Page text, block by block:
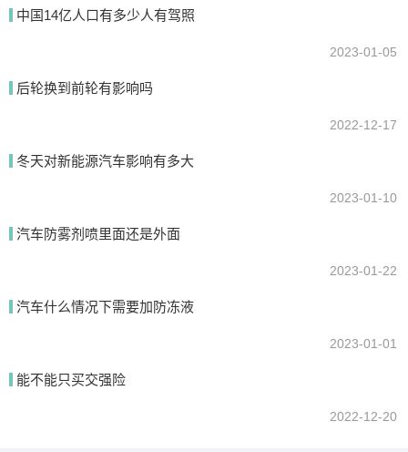
中国14亿人口有多少人有驾照
2023-01-05
后轮换到前轮有影响吗
2022-12-17
冬天对新能源汽车影响有多大
2023-01-10
汽车防雾剂喷里面还是外面
2023-01-22
汽车什么情况下需要加防冻液
2023-01-01
能不能只买交强险
2022-12-20